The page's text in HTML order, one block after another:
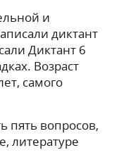
и
диктант
Диктант 6
Возраст
самого
пять вопросов,
литературе